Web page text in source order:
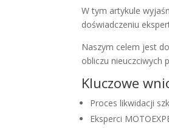
W tym artykule
doświadczeniu
Naszym celem jest
obliczu nieuczciwych
Kluczowe
Proces likwidacji
Eksperci